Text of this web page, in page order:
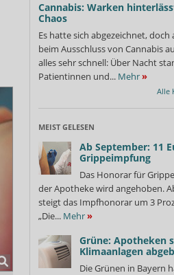
Cannabis: Warken
Chaos
Es hatte sich abgezeichnet, doch
beim Ausschluss von Cannabis
alles sehr schnell: Über Nacht
Patientinnen und... Mehr»
Alle
MEIST GELESEN
Ab September: 11
Grippeimpfung
Das Honorar für
der Apotheke wird angehoben.
steigt das Impfhonorar um 3
„Die... Mehr»
Grüne: Apotheken
Klimaanlagen
Die Grünen in Bayern